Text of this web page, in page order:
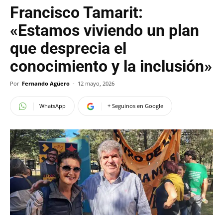
Francisco Tamarit:
«Estamos viviendo un plan
que desprecia el
conocimiento y la inclusión»
Por Fernando Agüero - 12 mayo, 2026
WhatsApp + Seguinos en Google